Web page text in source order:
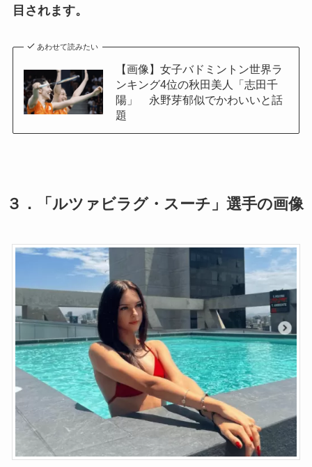
目されます。
あわせて読みたい
【画像】女子バドミントン世界ラ
ンキング4位の秋田美人「志田千
陽」 永野芽郁似でかわいいと話
題
３．「ルツァビラグ・スーチ」選手の画像